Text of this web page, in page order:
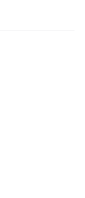
news
LinkedIn